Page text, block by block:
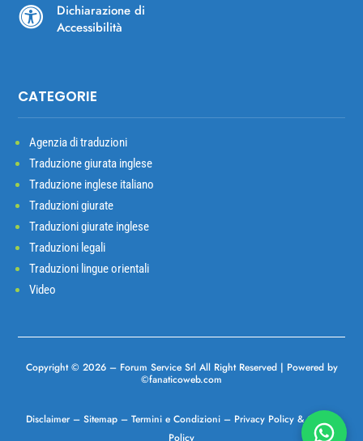

Dichiarazione di
Accessibilità
CATEGORIE
Agenzia di traduzioni
Traduzione giurata inglese
Traduzione inglese italiano
Traduzioni giurate
Traduzioni giurate inglese
Traduzioni legali
Traduzioni lingue orientali
Video
Copyright © 2026 – Forum Service SrlAll Right Reserved | Powered by
©fanaticoweb.com
Disclaimer– Sitemap – Termini e Condizioni – Privacy Policy &Cookie
Policy